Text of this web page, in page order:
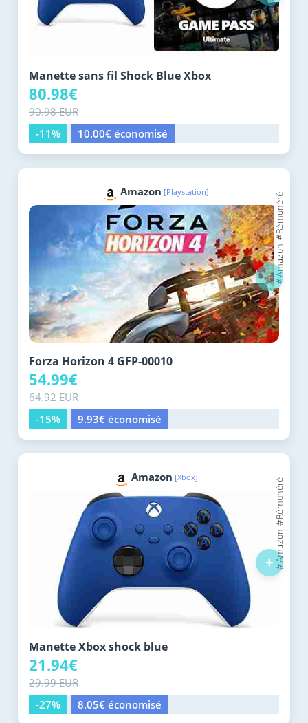
Manette sans fil Shock Blue Xbox
80.98€
90.98 EUR
-11%
10.00€ économisé
Amazon [Playstation]
Forza Horizon 4 GFP-00010
54.99€
64.92 EUR
-15%
9.93€ économisé
+
Amazon [Xbox]
Manette Xbox shock blue
21.94€
29.99 EUR
-27%
8.05€ économisé
+